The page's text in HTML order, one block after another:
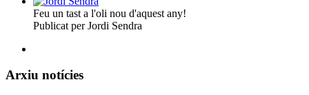
Feu un tast a l'oli nou d'aquest any!
Publicat per Jordi Sendra
Arxiu notícies